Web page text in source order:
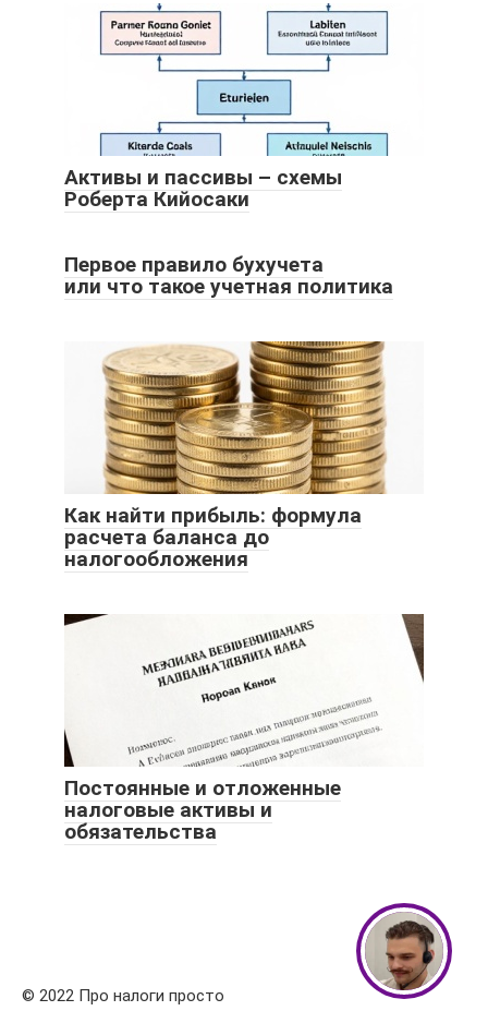
Активы и пассивы – схемы
Роберта Кийосаки
Первое правило бухучета
или что такое учетная политика
Как найти прибыль: формула
расчета баланса до
налогообложения
Постоянные и отложенные
налоговые активы и
обязательства
© 2022 Про налоги просто